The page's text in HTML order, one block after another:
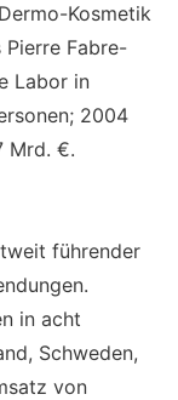
Kosmetik
Pierre Fabre-
Labor in
2004
Mrd. €.
führender
in acht
Schweden,
von